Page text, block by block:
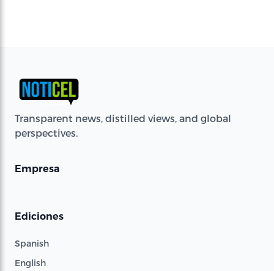
Transparent news, distilled views, and global
perspectives.
Empresa
Ediciones
Spanish
English